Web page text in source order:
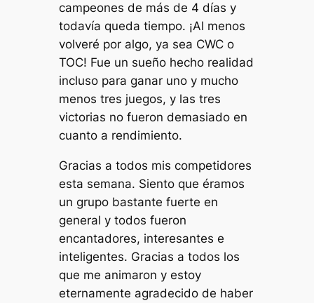
campeones de más de 4 días y
todavía queda tiempo. ¡Al menos
volveré por algo, ya sea CWC o
TOC! Fue un sueño hecho realidad
incluso para ganar uno y mucho
menos tres juegos, y las tres
victorias no fueron demasiado en
cuanto a rendimiento.
Gracias a todos mis competidores
esta semana. Siento que éramos
un grupo bastante fuerte en
general y todos fueron
encantadores, interesantes e
inteligentes. Gracias a todos los
que me animaron y estoy
eternamente agradecido de haber